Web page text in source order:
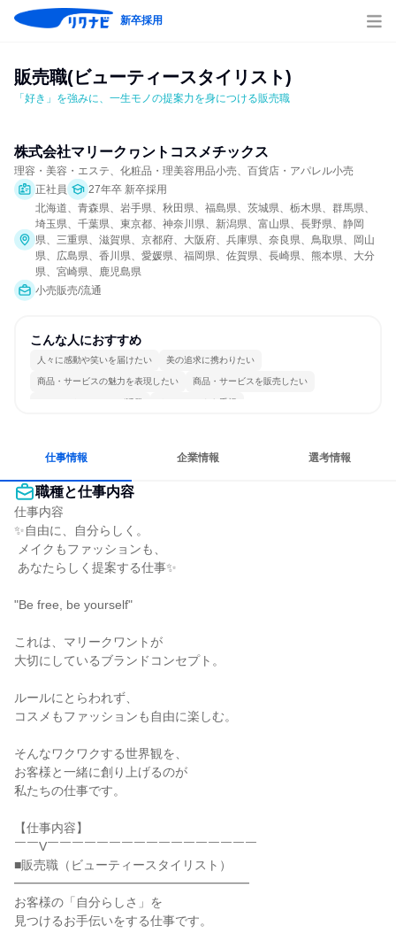
新卒採用
販売職(ビューティースタイリスト)
「好き」を強みに、一生モノの提案力を身につける販売職
株式会社マリークヮントコスメチックス
理容・美容・エステ、化粧品・理美容用品小売、百貨店・アパレル小売
正社員
27年卒 新卒採用
北海道、青森県、岩手県、秋田県、福島県、茨城県、栃木県、群馬県、
埼玉県、千葉県、東京都、神奈川県、新潟県、富山県、長野県、静岡
県、三重県、滋賀県、京都府、大阪府、兵庫県、奈良県、鳥取県、岡山
県、広島県、香川県、愛媛県、福岡県、佐賀県、長崎県、熊本県、大分
県、宮崎県、鹿児島県
小売販売/流通
こんな人におすすめ
人々に感動や笑いを届けたい 美の追求に携わりたい
商品・サービスの魅力を表現したい 商品・サービスを販売したい
コミュニケーションが活発 チームワークを重視
仕事情報 企業情報 選考情報
職種と仕事内容
仕事内容
✨自由に、自分らしく。
"Be free, be yourself"
これは、マリークワントが
大切にしているブランドコンセプト。
ルールにとらわれず、
コスメもファッションも自由に楽しむ。
そんなワクワクする世界観を、
お客様と一緒に創り上げるのが
私たちの仕事です。
【仕事内容】
￣￣V￣￣￣￣￣￣￣￣￣￣￣￣￣￣￣￣￣
■販売職（ビューティースタイリスト）
━━━━━━━━━━━━━━━━━━━
お客様の「自分らしさ」を
見つけるお手伝いをする仕事です。